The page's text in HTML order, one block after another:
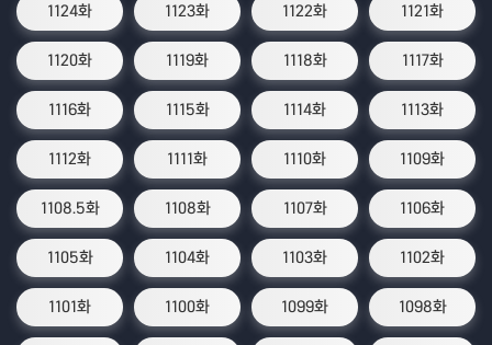
1124화 1123화 1122화 1121화
1120화 1119화 1118화 1117화
1116화 1115화 1114화 1113화
1112화 1111화 1110화 1109화
1108.5화 1108화 1107화 1106화
1105화 1104화 1103화 1102화
1101화 1100화 1099화 1098화